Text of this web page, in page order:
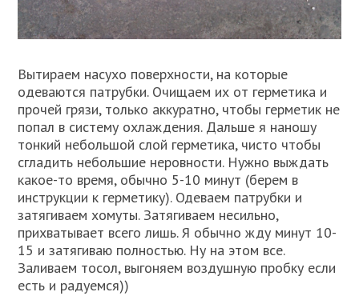
Вытираем насухо поверхности, на которые
одеваются патрубки. Очищаем их от герметика и
прочей грязи, только аккуратно, чтобы герметик не
попал в систему охлаждения. Дальше я наношу
тонкий небольшой слой герметика, чисто чтобы
сгладить небольшие неровности. Нужно выждать
какое-то время, обычно 5-10 минут (берем в
инструкции к герметику). Одеваем патрубки и
затягиваем хомуты. Затягиваем несильно,
прихватывает всего лишь. Я обычно жду минут 10-
15 и затягиваю полностью. Ну на этом все.
Заливаем тосол, выгоняем воздушную пробку если
есть и радуемся))